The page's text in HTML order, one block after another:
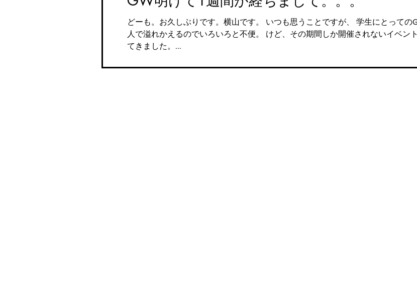
どーも。お久しぶりです。横山です。 いつも思うことですが、 学生にとっての
人で溢れかえるのでいろいろと不便。 けど、その期間しか開催されないイベン
てきました。...